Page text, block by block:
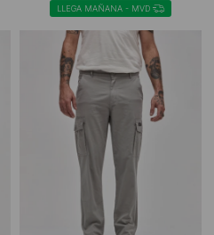
LLEGA MAÑANA - MVD